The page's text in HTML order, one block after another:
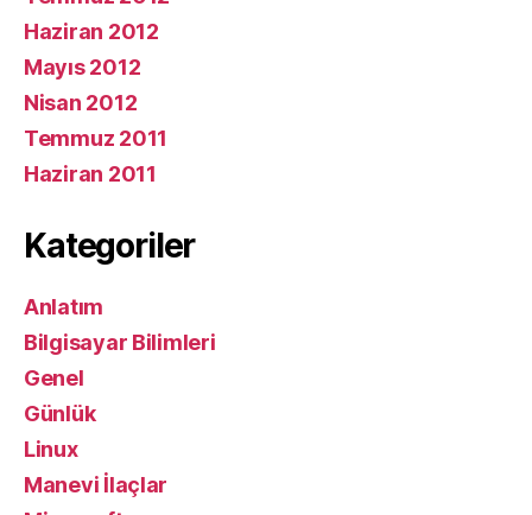
Haziran 2012
Mayıs 2012
Nisan 2012
Temmuz 2011
Haziran 2011
Kategoriler
Anlatım
Bilgisayar Bilimleri
Genel
Günlük
Linux
Manevi İlaçlar